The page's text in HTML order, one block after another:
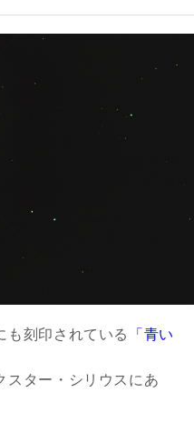
も刻印されている
「青い
スター・シリウスにあ